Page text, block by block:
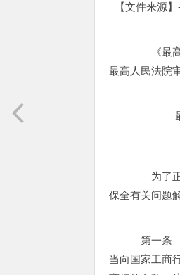
【文件来源
《最高
最高人民法院
二
最高人
（２００
第１１４
为了正
保全有关问题
第一条
当向国家工商